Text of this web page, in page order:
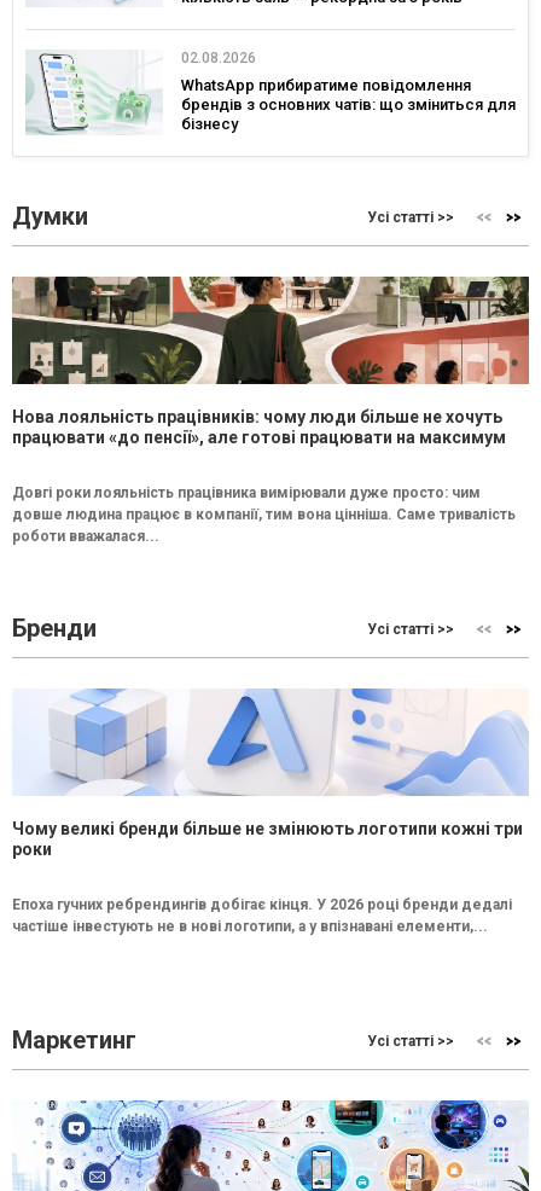
02.08.2026
WhatsApp прибиратиме повідомлення
брендів з основних чатів: що зміниться для
бізнесу
Думки Усі статті >>
Нова лояльність працівників: чому люди більше не хочуть
працювати «до пенсії», але готові працювати на максимум
Довгі роки лояльність працівника вимірювали дуже просто: чим
довше людина працює в компанії, тим вона цінніша. Саме тривалість
роботи вважалася...
Бренди Усі статті >>
Чому великі бренди більше не змінюють логотипи кожні три
роки
Епоха гучних ребрендингів добігає кінця. У 2026 році бренди дедалі
частіше інвестують не в нові логотипи, а у впізнавані елементи,...
Маркетинг Усі статті >>